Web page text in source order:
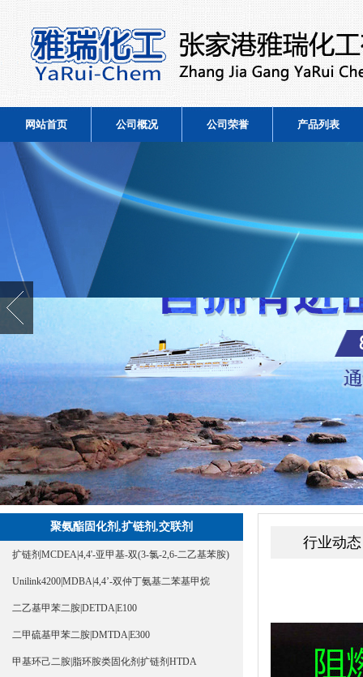
网站首页 公司概况 公司荣誉 产品列表
聚氨酯固化剂,扩链剂,交联剂
扩链剂MCDEA|4,4'-亚甲基-双(3-氯-2,6-二乙基苯胺)
Unilink4200|MDBA|4,4’-双仲丁氨基二苯基甲烷
二乙基甲苯二胺|DETDA|E100
二甲硫基甲苯二胺|DMTDA|E300
甲基环己二胺|脂环胺类固化剂扩链剂HTDA
行业动态